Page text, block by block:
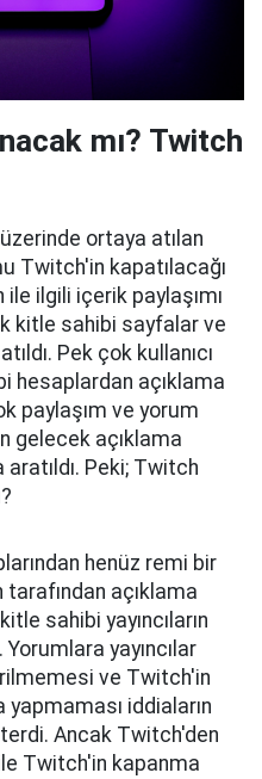
mı? Twitch
ortaya atılan
Twitch'in kapatılacağı
ilgili içerik paylaşımı
kitle sahibi sayfalar ve
Pek çok kullanıcı
hesaplardan açıklama
paylaşım ve yorum
gelecek açıklama
aratıldı. Peki; Twitch
henüz remi bir
tarafından açıklama
sahibi yayıncıların
yayıncılar
ve Twitch'in
iddiaların
Ancak Twitch'den
Twitch'in kapanma